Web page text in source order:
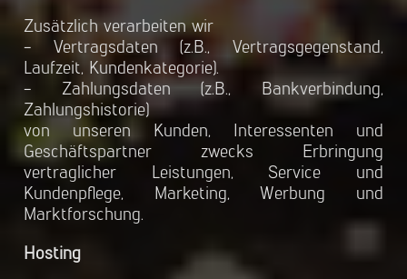
Zusätzlich verarbeiten wir
- Vertragsdaten (z.B., Vertragsgegenstand,
Laufzeit, Kundenkategorie).
- Zahlungsdaten (z.B., Bankverbindung,
Zahlungshistorie)
von unseren Kunden, Interessenten und
Geschäftspartner zwecks Erbringung
vertraglicher Leistungen, Service und
Kundenpflege, Marketing, Werbung und
Marktforschung.
Hosting